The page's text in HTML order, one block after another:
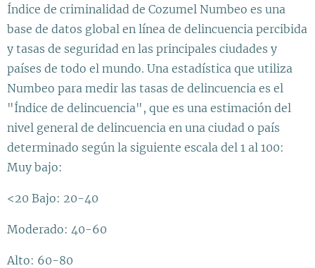
Índice de criminalidad de Cozumel Numbeo es una
base de datos global en línea de delincuencia percibida
y tasas de seguridad en las principales ciudades y
países de todo el mundo. Una estadística que utiliza
Numbeo para medir las tasas de delincuencia es el
"Índice de delincuencia", que es una estimación del
nivel general de delincuencia en una ciudad o país
determinado según la siguiente escala del 1 al 100:
Muy bajo:
<20 Bajo: 20-40
Moderado: 40-60
Alto: 60-80